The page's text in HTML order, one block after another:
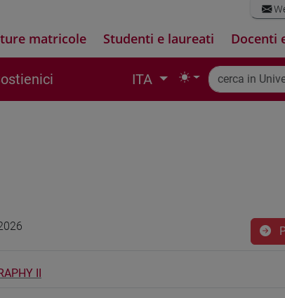
matricole Studenti e laureati Docenti
ITA
II